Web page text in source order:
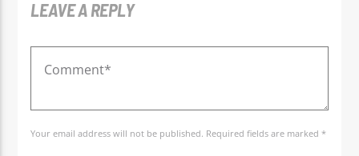
LEAVE A REPLY
Your email address will not be published. Required fields are marked *